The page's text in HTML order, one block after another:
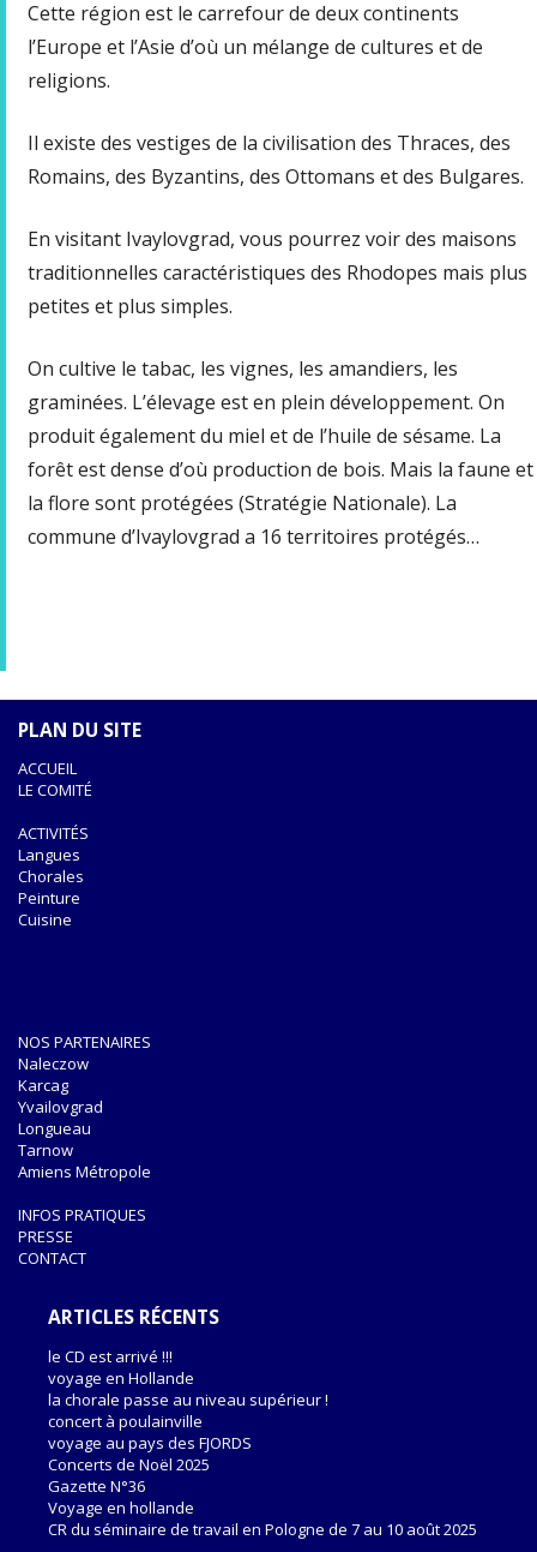
Cette région est le carrefour de deux continents
l’Europe et l’Asie d’où un mélange de cultures et de
religions.
Il existe des vestiges de la civilisation des Thraces, des
Romains, des Byzantins, des Ottomans et des Bulgares.
En visitant Ivaylovgrad, vous pourrez voir des maisons
traditionnelles caractéristiques des Rhodopes mais plus
petites et plus simples.
On cultive le tabac, les vignes, les amandiers, les
graminées. L’élevage est en plein développement. On
produit également du miel et de l’huile de sésame. La
forêt est dense d’où production de bois. Mais la faune et
la flore sont protégées (Stratégie Nationale). La
commune d’Ivaylovgrad a 16 territoires protégés…
PLAN DU SITE
ACCUEIL
LE COMITÉ
ACTIVITÉS
Langues
Chorales
Peinture
Cuisine
NOS PARTENAIRES
Naleczow
Karcag
Yvailovgrad
Longueau
Tarnow
Amiens Métropole
INFOS PRATIQUES
PRESSE
CONTACT
ARTICLES RÉCENTS
le CD est arrivé !!!
voyage en Hollande
la chorale passe au niveau supérieur !
concert à poulainville
voyage au pays des FJORDS
Concerts de Noël 2025
Gazette N°36
Voyage en hollande
CR du séminaire de travail en Pologne de 7 au 10 août 2025